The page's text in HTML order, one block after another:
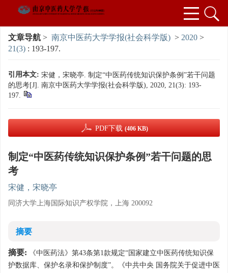
文章导航 > 南京中医药大学学报(社会科学版) > 2020 >
21(3) : 193-197.
引用本文: 宋健，宋晓亭. 制定“中医药传统知识保护条例”若干问题
的思考[J]. 南京中医药大学学报(社会科学版), 2020, 21(3): 193-
197.
PDF下载 (406 KB)
制定“中医药传统知识保护条例”若干问题的思
考
宋健，宋晓亭
同济大学上海国际知识产权学院，上海 200092
摘要
摘要: 《中医药法》第43条第1款规定“国家建立中医药传统知识保
护数据库、保护名录和保护制度”。《中共中央 国务院关于促进中医